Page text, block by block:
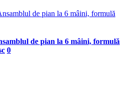
de pian la 6 mâini, formulă
0